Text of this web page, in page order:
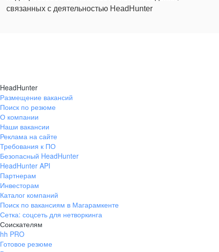
связанных с деятельностью HeadHunter
HeadHunter
Размещение вакансий
Поиск по резюме
О компании
Наши вакансии
Реклама на сайте
Требования к ПО
Безопасный HeadHunter
HeadHunter API
Партнерам
Инвесторам
Каталог компаний
Поиск по вакансиям в Магарамкенте
Сетка: соцсеть для нетворкинга
Соискателям
hh PRO
Готовое резюме